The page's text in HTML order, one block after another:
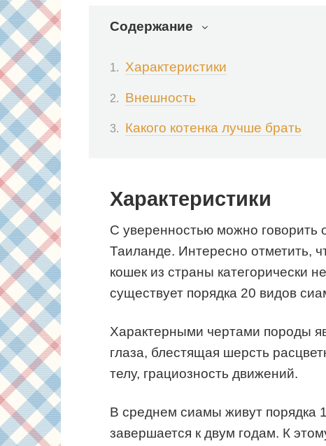
Содержание
Характеристики
Внешность
Какого котенка лучше брать
Характеристики
С уверенностью можно говорить
Таиланде. Интересно отметить,
кошек из страны категорически
существует порядка 20 видов
Характерными чертами породы
глаза, блестящая шерсть
телу, грациозность движений.
В среднем сиамы живут порядка
завершается к двум годам. К